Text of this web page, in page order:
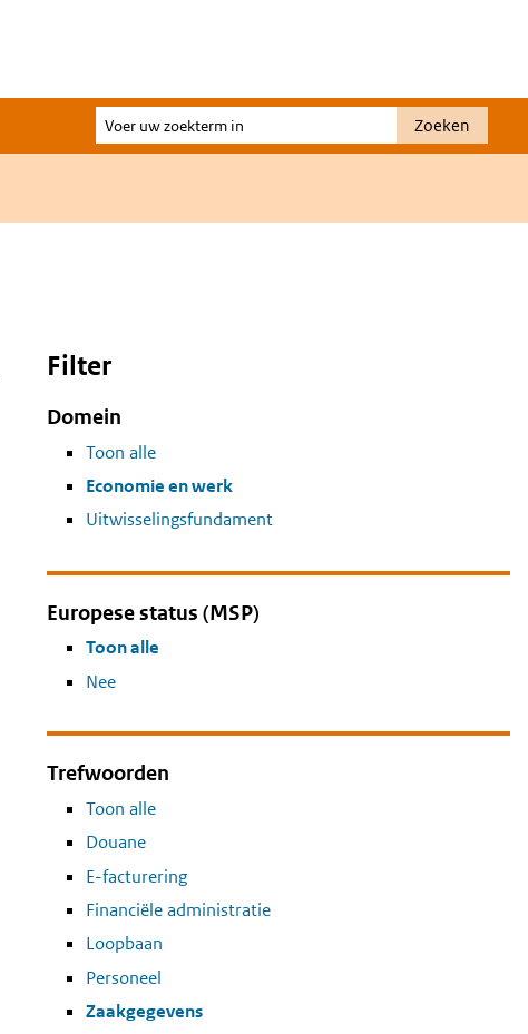
Voer
uw
Zoeken
Filter
Domein
Toon alle
Economie en werk
Uitwisselingsfundament
Europese status (MSP)
Toon alle
Nee
Trefwoorden
Toon alle
Douane
E-facturering
Financiële administratie
Loopbaan
Personeel
Zaakgegevens